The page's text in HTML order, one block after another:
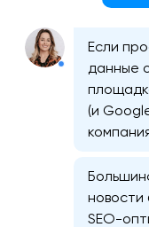
Если
данные
(и
новости
SEO-